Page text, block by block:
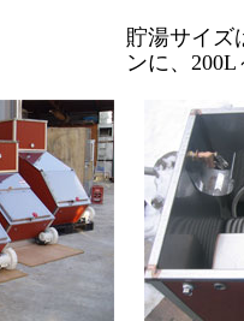
貯湯サイズ
ンに、